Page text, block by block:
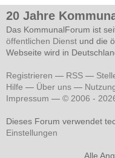
20 Jahre
Das KommunalForum ist
öffentlichen Dienst und die
Webseite wird in
Registrieren — RSS —
Hilfe — Über uns —
Impressum — © 2006 -
Dieses Forum verwendet
Einstellungen
Alle